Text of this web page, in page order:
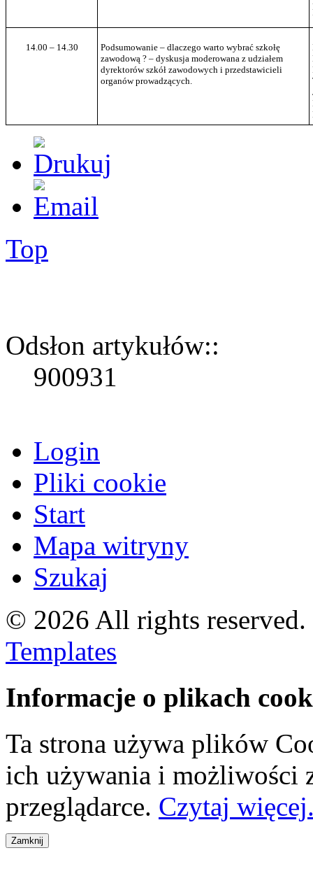
14.00 – 14.30
Podsumowanie – dlaczego warto wybrać szkołę
zawodową ? – dyskusja moderowana z udziałem
dyrektorów szkół zawodowych i przedstawicieli
organów prowadzących.
Top
Odsłon artykułów::
900931
Login
Pliki cookie
Start
Mapa witryny
Szukaj
© 2026 All rights
Templates
Informacje o plikach
Ta strona używa plików
ich używania i możliwości
przeglądarce. Czytaj